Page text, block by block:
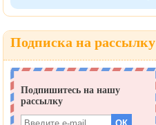
Подписка на рассылку